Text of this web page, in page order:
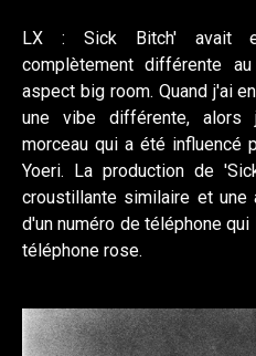
LX : Sick Bitch' avait
complètement différente
aspect big room. Quand j'ai
une vibe différente, alors
morceau qui a été influencé
Yoeri. La production de
croustillante similaire et une
d'un numéro de téléphone
téléphone rose.